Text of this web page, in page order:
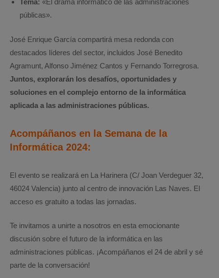
Tema: «El drama informático de las administraciones
públicas».
José Enrique García compartirá mesa redonda con
destacados líderes del sector, incluidos José Benedito
Agramunt, Alfonso Jiménez Cantos y Fernando Torregrosa.
Juntos, explorarán los desafíos, oportunidades y
soluciones en el complejo entorno de la informática
aplicada a las administraciones públicas.
Acompáñanos en la Semana de la
Informática 2024:
El evento se realizará en La Harinera (C/ Joan Verdeguer 32,
46024 Valencia) junto al centro de innovación Las Naves. El
acceso es gratuito a todas las jornadas.
Te invitamos a unirte a nosotros en esta emocionante
discusión sobre el futuro de la informática en las
administraciones públicas. ¡Acompáñanos el 24 de abril y sé
parte de la conversación!